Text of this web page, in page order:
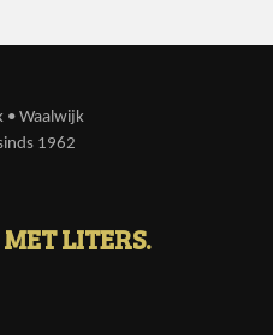
• Waalwijk
1962
LITERS.